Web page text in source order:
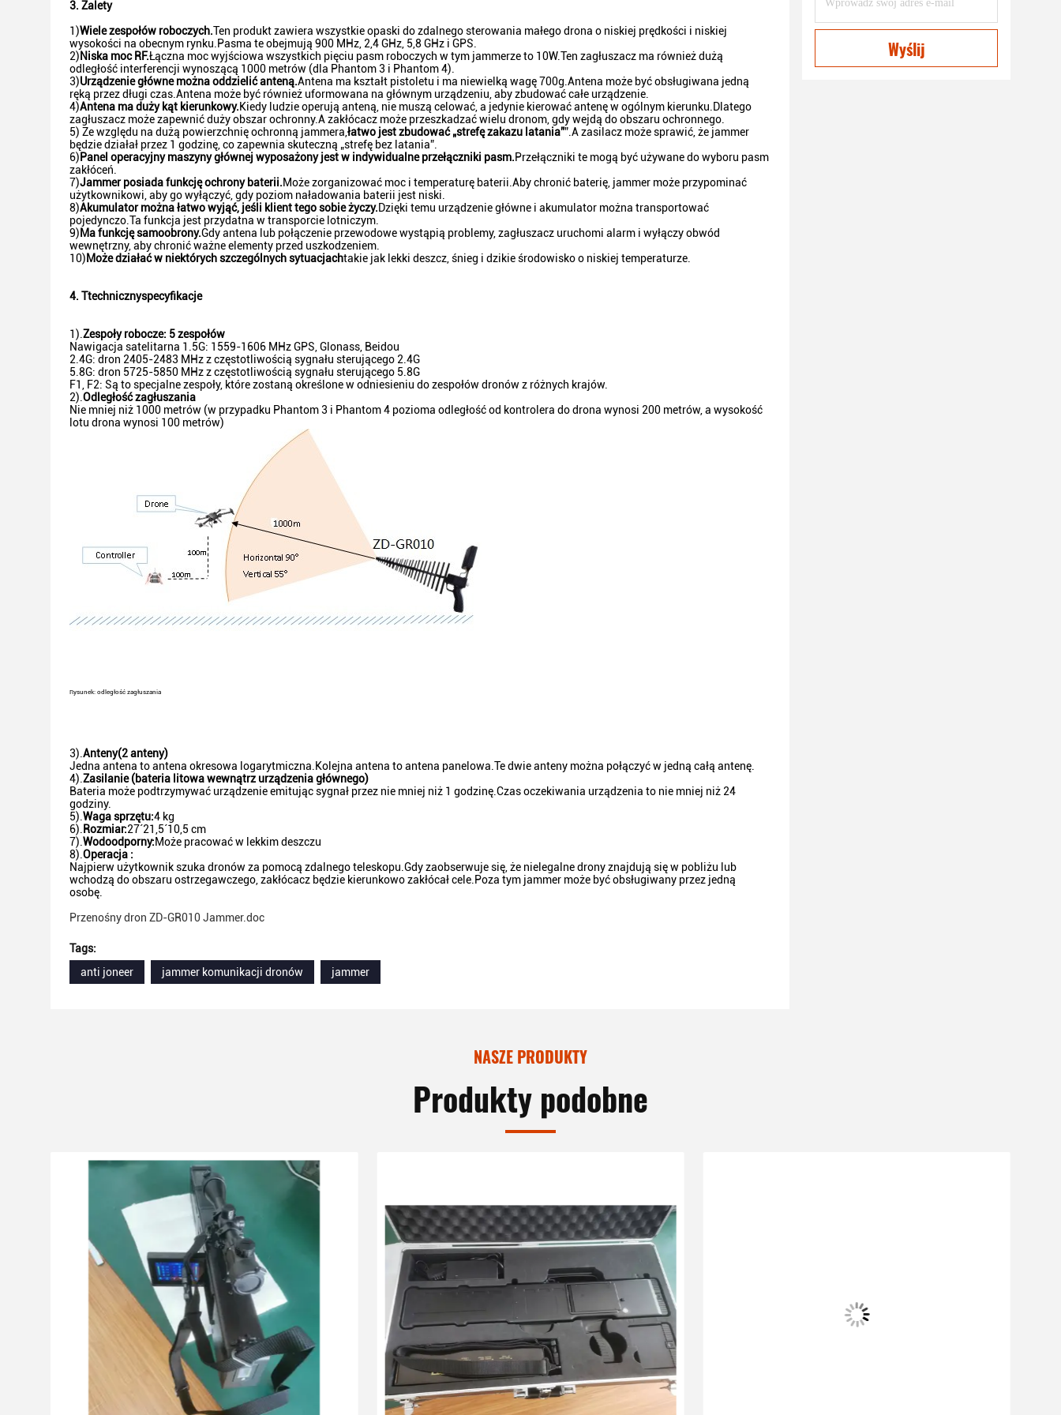
3. Zalety
1)Wiele zespołów roboczych.Ten produkt zawiera wszystkie opaski do zdalnego sterowania małego drona o niskiej prędkości i niskiej
wysokości na obecnym rynku.Pasma te obejmują 900 MHz, 2,4 GHz, 5,8 GHz i GPS.
2)Niska moc RF.Łączna moc wyjściowa wszystkich pięciu pasm roboczych w tym jammerze to 10W.Ten zagłuszacz ma również dużą
odległość interferencji wynoszącą 1000 metrów (dla Phantom 3 i Phantom 4).
3)Urządzenie główne można oddzielić anteną.Antena ma kształt pistoletu i ma niewielką wagę 700g.Antena może być obsługiwana jedną
ręką przez długi czas.Antena może być również uformowana na głównym urządzeniu, aby zbudować całe urządzenie.
4)Antena ma duży kąt kierunkowy.Kiedy ludzie operują anteną, nie muszą celować, a jedynie kierować antenę w ogólnym kierunku.Dlatego
zagłuszacz może zapewnić duży obszar ochronny.A zakłócacz może przeszkadzać wielu dronom, gdy wejdą do obszaru ochronnego.
5) Ze względu na dużą powierzchnię ochronną jammera, łatwo jest zbudować „strefę zakazu latania””.A zasilacz może sprawić, że jammer
będzie działał przez 1 godzinę, co zapewnia skuteczną „strefę bez latania”.
6) Panel operacyjny maszyny głównej wyposażony jest w indywidualne przełączniki pasm.Przełączniki te mogą być używane do wyboru pasm
zakłóceń.
7)Jammer posiada funkcję ochrony baterii.Może zorganizować moc i temperaturę baterii.Aby chronić baterię, jammer może przypominać
użytkownikowi, aby go wyłączyć, gdy poziom naładowania baterii jest niski.
8)Akumulator można łatwo wyjąć, jeśli klient tego sobie życzy.Dzięki temu urządzenie główne i akumulator można transportować
pojedynczo.Ta funkcja jest przydatna w transporcie lotniczym.
9)Ma funkcję samoobrony.Gdy antena lub połączenie przewodowe wystąpią problemy, zagłuszacz uruchomi alarm i wyłączy obwód
wewnętrzny, aby chronić ważne elementy przed uszkodzeniem.
10)Może działać w niektórych szczególnych sytuacjachtakie jak lekki deszcz, śnieg i dzikie środowisko o niskiej temperaturze.
4. Ttechnicznyspecyfikacje
1).Zespoły robocze: 5 zespołów
Nawigacja satelitarna 1.5G: 1559-1606 MHz GPS, Glonass, Beidou
2.4G: dron 2405-2483 MHz z częstotliwością sygnału sterującego 2.4G
5.8G: dron 5725-5850 MHz z częstotliwością sygnału sterującego 5.8G
F1, F2: Są to specjalne zespoły, które zostaną określone w odniesieniu do zespołów dronów z różnych krajów.
2).Odległość zagłuszania
Nie mniej niż 1000 metrów (w przypadku Phantom 3 i Phantom 4 pozioma odległość od kontrolera do drona wynosi 200 metrów, a wysokość
lotu drona wynosi 100 metrów)
Rysunek: odległość zagłuszania
3).Anteny(2 anteny)
Jedna antena to antena okresowa logarytmiczna.Kolejna antena to antena panelowa.Te dwie anteny można połączyć w jedną całą antenę.
4).Zasilanie (bateria litowa wewnątrz urządzenia głównego)
Bateria może podtrzymywać urządzenie emitując sygnał przez nie mniej niż 1 godzinę.Czas oczekiwania urządzenia to nie mniej niż 24
godziny.
5).Waga sprzętu:4 kg
6). Rozmiar:27´21,5´10,5 cm
7).Wodoodporny:Może pracować w lekkim deszczu
8).Operacja :
Najpierw użytkownik szuka dronów za pomocą zdalnego teleskopu.Gdy zaobserwuje się, że nielegalne drony znajdują się w pobliżu lub
wchodzą do obszaru ostrzegawczego, zakłócacz będzie kierunkowo zakłócał cele.Poza tym jammer może być obsługiwany przez jedną
osobę.
Przenośny dron ZD-GR010 Jammer.doc
Tags:
anti joneer
jammer komunikacji dronów jammer
Wyślij
NASZE PRODUKTY
Produkty podobne